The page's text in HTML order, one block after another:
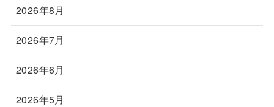
2026年8月
2026年7月
2026年6月
2026年5月